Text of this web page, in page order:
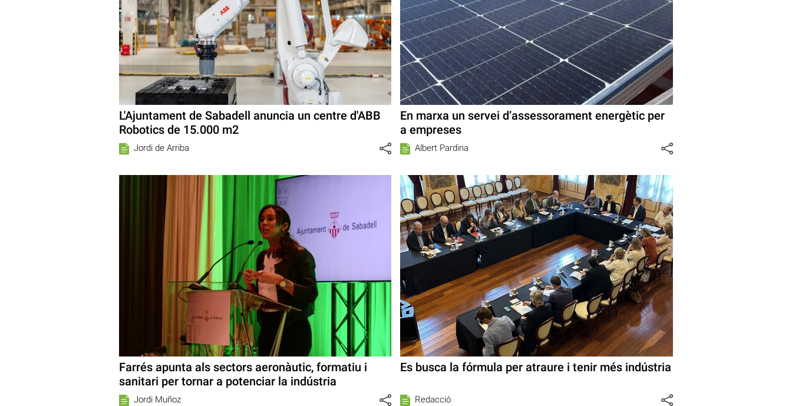
L'Ajuntament de Sabadell anuncia un centre d'ABB
Robotics de 15.000 m2
Jordi de Arriba
En marxa un servei d’assessorament energètic per
a empreses
Albert Pardina
Farrés apunta als sectors aeronàutic, formatiu i
sanitari per tornar a potenciar la indústria
Jordi Muñoz
Es busca la fórmula per atraure i tenir més indústria
Redacció